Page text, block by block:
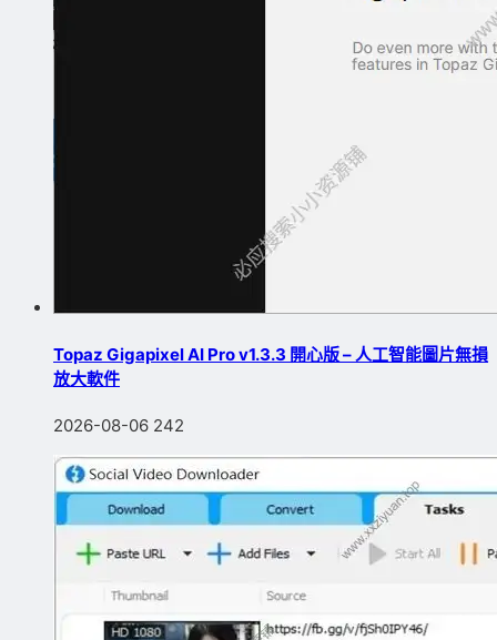
Topaz Gigapixel AI Pro v1.3.3 開心版 – 人工智能圖片無損
放大軟件
2026-08-06 242